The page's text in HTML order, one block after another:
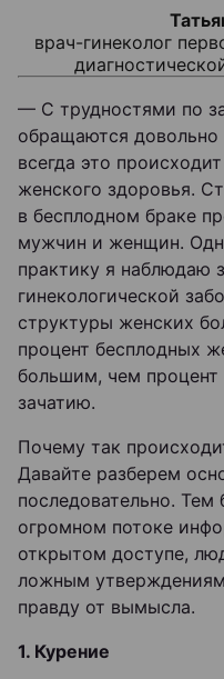
врач-гинеколог
— С трудностями по
обращаются довольно
всегда это
женского здоровья.
в бесплодном браке
мужчин и женщин.
практику я наблюдаю
гинекологической
структуры женских
процент бесплодных
большим, чем
зачатию.
Почему так
Давайте разберем
последовательно. Тем
огромном потоке
открытом доступе,
ложным
правду от вымысла.
1. Курение